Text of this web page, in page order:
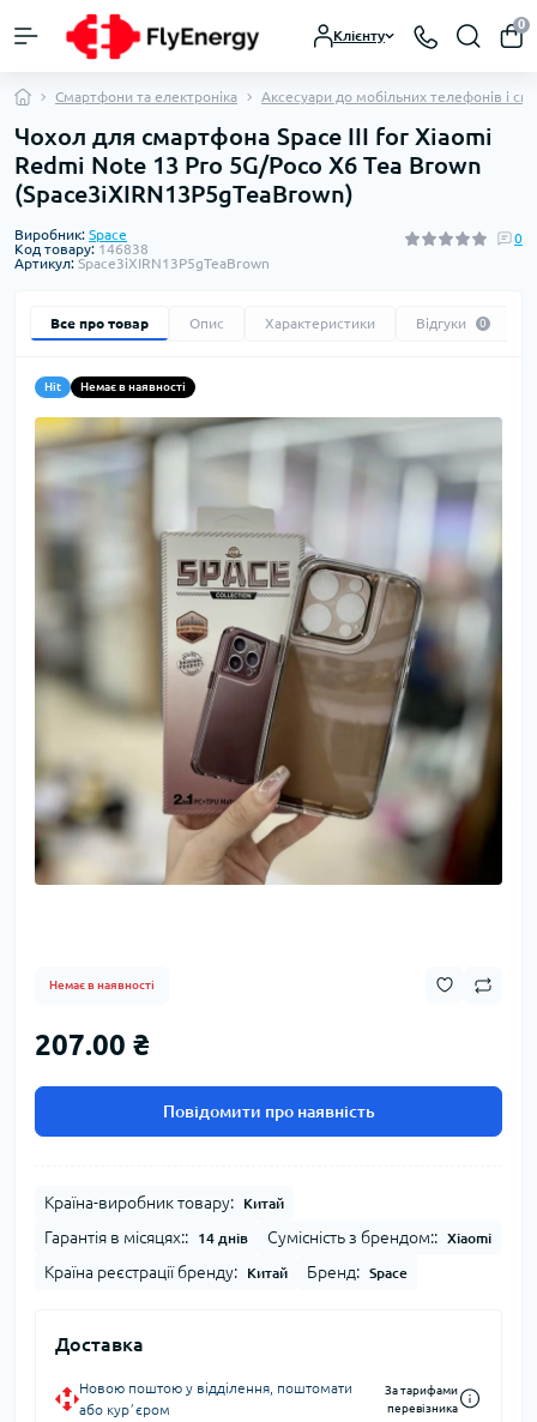
Клієнту
0
Смартфони та електроніка Аксесуари до мобільних телефонів і
Чохол для смартфона Space III for Xiaomi
Redmi Note 13 Pro 5G/Poco X6 Tea Brown
(Space3iXIRN13P5gTeaBrown)
Виробник: Space
Код товару: 146838
Артикул: Space3iXIRN13P5gTeaBrown
0
Все про товар Опис Характеристики Відгуки 0
Hit Немає в наявності
Немає в наявності
207.00 ₴
Повідомити про наявність
Країна-виробник товару: Китай
Гарантія в місяцях:: 14 днів Сумісність з брендом:: Xiaomi
Країна реєстрації бренду: Китай Бренд: Space
Доставка
Новою поштою у відділення, поштомати
або курʼєром
За тарифами
перевізника